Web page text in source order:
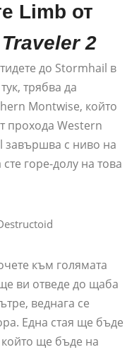
Limb от
2
до Stormhail в
трябва да
Montwise, който
прохода Western
завършва с ниво на
горе-долу на това
към голямата
ви отведе до щаба
веднага се
Една стая ще бъде
ще бъде на